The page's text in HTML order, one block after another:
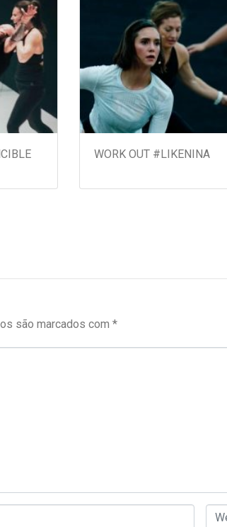
WORK OUT #LIKENINA
são marcados com *
e Quartas
das 20:10 às 21:00!
e Quintasdas 16:15 às 17:05!